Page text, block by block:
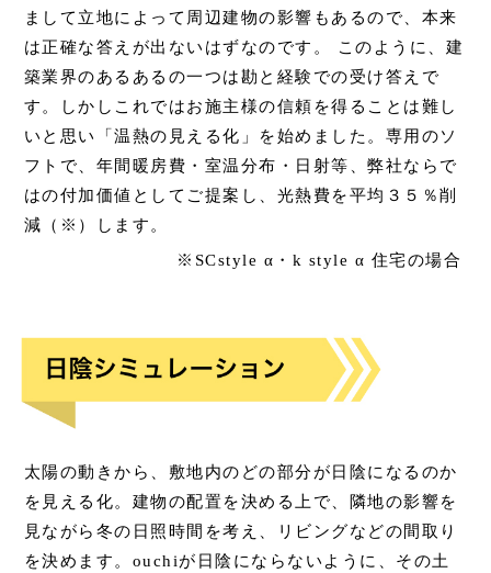
まして立地によって周辺建物の影響もあるので、本来
は正確な答えが出ないはずなのです。 このように、建
築業界のあるあるの一つは勘と経験での受け答えで
す。しかしこれではお施主様の信頼を得ることは難し
いと思い「温熱の見える化」を始めました。専用のソ
フトで、年間暖房費・室温分布・日射等、弊社ならで
はの付加価値としてご提案し、光熱費を平均３５％削
減（※）します。
※SCstyle α・k style α 住宅の場合
太陽の動きから、敷地内のどの部分が日陰になるのか
を見える化。建物の配置を決める上で、隣地の影響を
見ながら冬の日照時間を考え、リビングなどの間取り
を決めます。ouchiが日陰にならないように、その土